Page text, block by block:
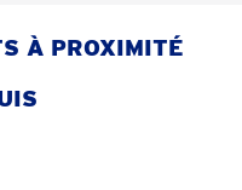
À PROXIMITÉ